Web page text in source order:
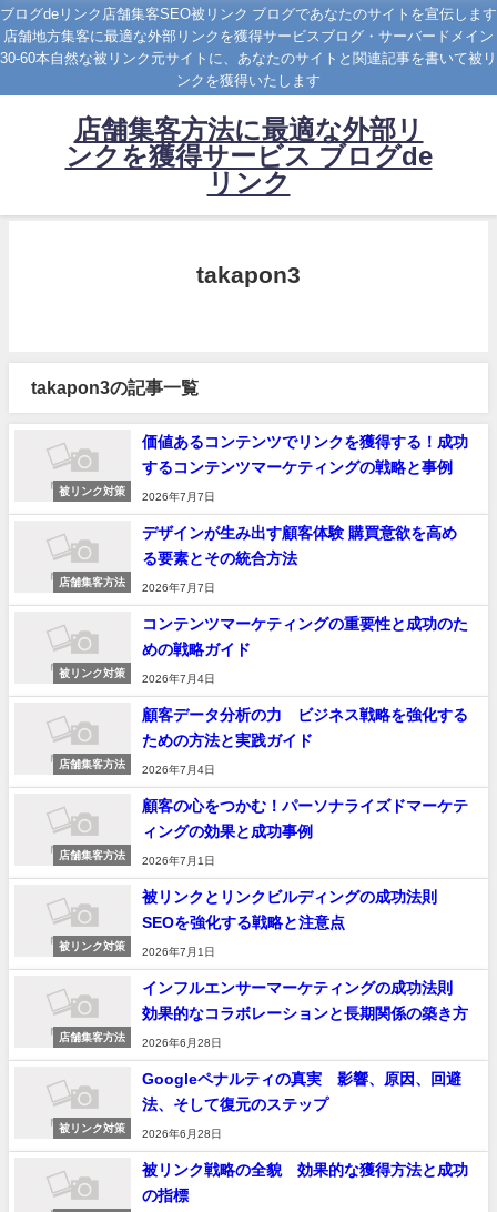
ブログdeリンク店舗集客SEO被リンク ブログであなたのサイトを宣伝します
店舗地方集客に最適な外部リンクを獲得サービスブログ・サーバードメイン
30-60本自然な被リンク元サイトに、あなたのサイトと関連記事を書いて被リ
ンクを獲得いたします
店舗集客方法に最適な外部リ
ンクを獲得サービス ブログde
リンク
takapon3
takapon3の記事一覧
被リンク対策
価値あるコンテンツでリンクを獲得する！成功
するコンテンツマーケティングの戦略と事例
2026年7月7日
店舗集客方法
デザインが生み出す顧客体験 購買意欲を高め
る要素とその統合方法
2026年7月7日
被リンク対策
コンテンツマーケティングの重要性と成功のた
めの戦略ガイド
2026年7月4日
店舗集客方法
顧客データ分析の力 ビジネス戦略を強化する
ための方法と実践ガイド
2026年7月4日
店舗集客方法
顧客の心をつかむ！パーソナライズドマーケテ
ィングの効果と成功事例
2026年7月1日
被リンク対策
被リンクとリンクビルディングの成功法則
SEOを強化する戦略と注意点
2026年7月1日
店舗集客方法
インフルエンサーマーケティングの成功法則
効果的なコラボレーションと長期関係の築き方
2026年6月28日
被リンク対策
Googleペナルティの真実 影響、原因、回避
法、そして復元のステップ
2026年6月28日
被リンク戦略の全貌 効果的な獲得方法と成功
の指標